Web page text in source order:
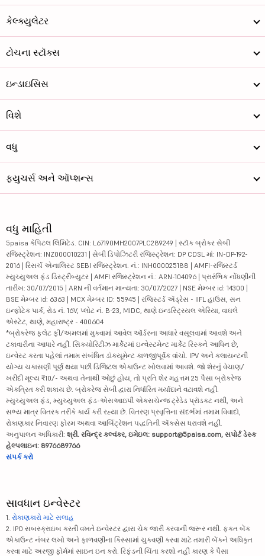
કેલ્ક્યુલેટર
ટોચના સ્ટૉક્સ
ઇન્ડાઇસિસ
વિશે
વધુ
ફ્યુચર્સ અને ઑપ્શન્સ
વધુ માહિતી
5paisa કેપિટલ લિમિટેડ. CIN: L67190MH2007PLC289249 | સ્ટૉક બ્રોકર સેબી
રજિસ્ટ્રેશન: INZ000010231 | સેબી ડિપોઝિટરી રજિસ્ટ્રેશન: DP CDSL માં: IN-DP-192-
2016 | રિસર્ચ એનાલિસ્ટ SEBI રજિસ્ટ્રેશન. નં.: INH000025188 | AMFI-રજિસ્ટર્ડ
મ્યુચ્યુઅલ ફંડ ડિસ્ટ્રીબ્યુટર | AMFI રજિસ્ટ્રેશન નં.: ARN-104096 | પ્રારંભિક નોંધણીની
તારીખ: 30/07/2015 | ARN ની વર્તમાન માન્યતા: 30/07/2027 | NSE મેમ્બર id: 14300 |
BSE મેમ્બર id: 6363 | MCX મેમ્બર ID: 55945 | રજિસ્ટર્ડ ઍડ્રેસ - IIFL હાઉસ, સન
ઇન્ફોટેક પાર્ક, રોડ નં. 16V, પ્લોટ નં. B-23, MIDC, થાણે ઇન્ડસ્ટ્રિયલ એરિયા, વાઘલે
એસ્ટેટ, થાણે, મહારાષ્ટ્ર - 400604
*બ્રોકરેજ ફ્લેટ ફી/અમલમાં મુકવામાં આવેલ ઑર્ડરના આધારે વસૂલવામાં આવશે અને
ટકાવારીના આધારે નહીં. સિક્યોરિટીઝ માર્કેટમાં ઇન્વેસ્ટમેન્ટ માર્કેટ રિસ્કને આધિન છે,
ઇન્વેસ્ટ કરતા પહેલાં તમામ સંબંધિત ડૉક્યૂમેન્ટ કાળજીપૂર્વક વાંચો. IPV અને ક્લાયન્ટની
યોગ્ય ચકાસણી પૂર્ણ થયા પછી ડિજિટલ એકાઉન્ટ ખોલવામાં આવશે. જો શેરનું વેચાણ/
ખરીદી મૂલ્ય ₹10/- અથવા તેનાથી ઓછું હોય, તો પ્રતિ શેર મહત્તમ 25 પૈસા બ્રોકરેજ
એકત્રિત કરી શકાય છે. બ્રોકરેજ સેબી દ્વારા નિર્ધારિત મર્યાદાને વટાવશે નહીં.
મ્યુચ્યુઅલ ફંડ, મ્યુચ્યુઅલ ફંડ-એસઆઇપી એક્સચેન્જ ટ્રેડેડ પ્રૉડક્ટ નથી, અને
સભ્ય માત્ર વિતરક તરીકે કાર્ય કરી રહ્યા છે. વિતરણ પ્રવૃત્તિના સંદર્ભમાં તમામ વિવાદો,
રોકાણકાર નિવારણ ફોરમ અથવા આર્બિટ્રેશન પદ્ધતિની ઍક્સેસ ધરાવશે નહીં.
અનુપાલન અધિકારી: શ્રી. રવિન્દ્ર કલ્વંકર, ઇમેઇલ: support@5paisa.com, સપોર્ટ ડેસ્ક
હેલ્પલાઇન: 8976689766
સંપર્ક કરો
સાવધાન ઇન્વેસ્ટર
1. રોકાણકારો માટે સલાહ
2. IPO સબસ્ક્રાઇબ કરતી વખતે ઇન્વેસ્ટર દ્વારા ચેક જારી કરવાની જરૂર નથી. ફક્ત બેંક
એકાઉન્ટ નંબર લખો અને ફાળવણીના કિસ્સામાં ચુકવણી કરવા માટે તમારી બેંકને અધિકૃત
કરવા માટે અરજી ફોર્મમાં સાઇન ઇન કરો. રિફંડની ચિંતા કરશો નહીં કારણ કે પૈસા